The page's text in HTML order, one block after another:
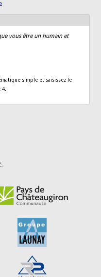
vous être un humain et
simple et saisissez le
4.